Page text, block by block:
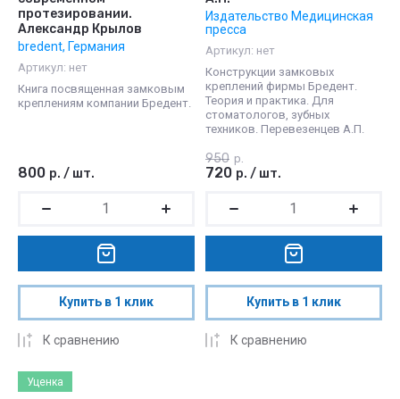
протезировании.
Александр Крылов
bredent, Германия
Артикул: нет
Книга посвященная замковым
креплениям компании Бредент.
800 р. / шт.
Купить в 1 клик
К сравнению
Издательство Медицинская
пресса
Артикул: нет
Конструкции замковых
креплений фирмы Бредент.
Теория и практика. Для
стоматологов, зубных
техников. Перевезенцев А.П.
950 р.
720 р. / шт.
Купить в 1 клик
К сравнению
Уценка